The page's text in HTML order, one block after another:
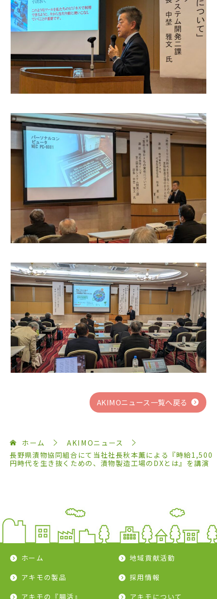
AKIMOニュース一覧へ戻る
ホーム
AKIMOニュース
長野県漬物協同組合にて当社社長秋本薫による『時給1,500
円時代を生き抜くための、漬物製造工場のDXとは』を講演
ホーム
アキモの製品
アキモの『腸活』
地域貢献活動
採用情報
アキモについて